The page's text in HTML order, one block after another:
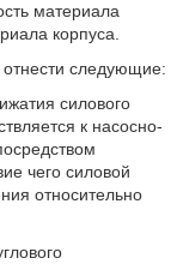
материала
корпуса.
отнести следующие:
силового
к насосно-
чего силовой
относительно